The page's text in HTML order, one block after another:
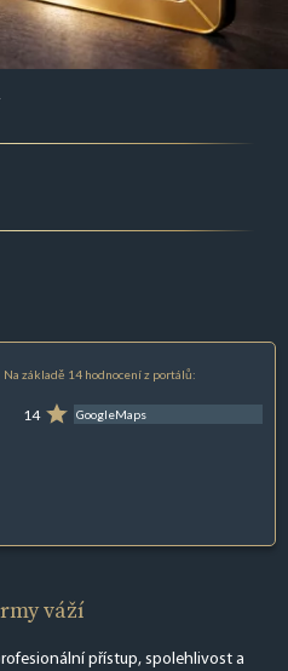
Na základě 14 hodnocení z portálů:
14 GoogleMaps
váží
přístup, spolehlivost a